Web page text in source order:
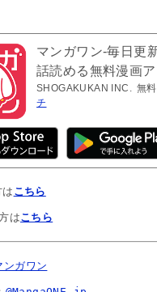
マンガワン-毎日更
話読める無料漫画ア
SHOGAKUKAN INC. 無料
チ
こちら
はこちら
ンガワン